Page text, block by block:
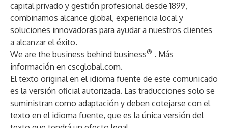
capital privado y gestión profesional desde 1899,
combinamos alcance global, experiencia local y
soluciones innovadoras para ayudar a nuestros clientes
a alcanzar el éxito.
We are the business behind business® . Más
información en cscglobal.com.
El texto original en el idioma fuente de este comunicado
es la versión oficial autorizada. Las traducciones solo se
suministran como adaptación y deben cotejarse con el
texto en el idioma fuente, que es la única versión del